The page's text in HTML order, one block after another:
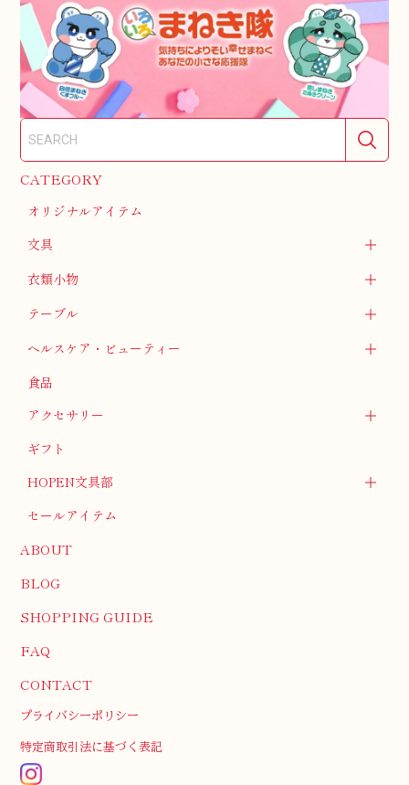
CATEGORY
オリジナルアイテム
文具
衣類小物
テーブル
ヘルスケア・ビューティー
食品
アクセサリー
ギフト
HOPEN文具部
セールアイテム
ABOUT
BLOG
SHOPPING GUIDE
FAQ
CONTACT
プライバシーポリシー
特定商取引法に基づく表記